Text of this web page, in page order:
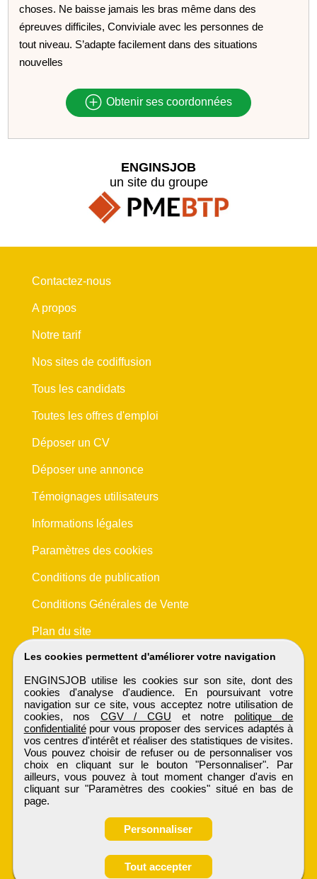
Obtenir ses
choses. Ne baisse jamais les bras même dans des
épreuves difficiles, Conviviale avec les personnes de
tout niveau. S’adapte facilement dans des situations
nouvelles
Obtenir ses coordonnées
Les cookies permettent d'améliorer votre navigation
ENGINSJOB utilise les cookies sur son site, dont des
cookies d'analyse d'audience. En poursuivant votre
navigation sur ce site, vous acceptez notre utilisation de
cookies, nos CGV / CGU et notre politique de
confidentialitépour vous proposer des services adaptés à
vos centres d'intérêt et réaliser des statistiques de visites.
Vous pouvez choisir de refuser ou de personnaliser vos
choix en cliquant sur le bouton "Personnaliser". Par
ailleurs, vous pouvez à tout moment changer d'avis en
cliquant sur "Paramètres des cookies" situé en bas de
page.
Personnaliser
Tout accepter
ENGINSJOB
un site du groupe
Contactez-nous
A propos
Notre tarif
Nos sites de codiffusion
Tous les candidats
Toutes les offres d'emploi
Déposer un CV
Déposer une annonce
Témoignages utilisateurs
Informations légales
Paramètres des cookies
Conditions de publication
Conditions Générales de Vente
Plan du site